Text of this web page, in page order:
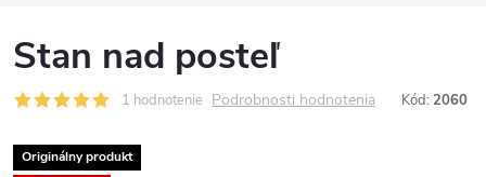
Stan nad posteľ
1 hodnotenie Podrobnosti hodnotenia Kód: 2060
Originálny produkt